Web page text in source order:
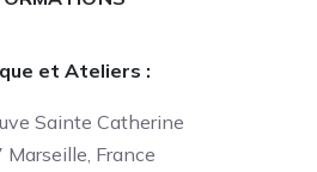
et Ateliers :
Sainte Catherine
Marseille, France